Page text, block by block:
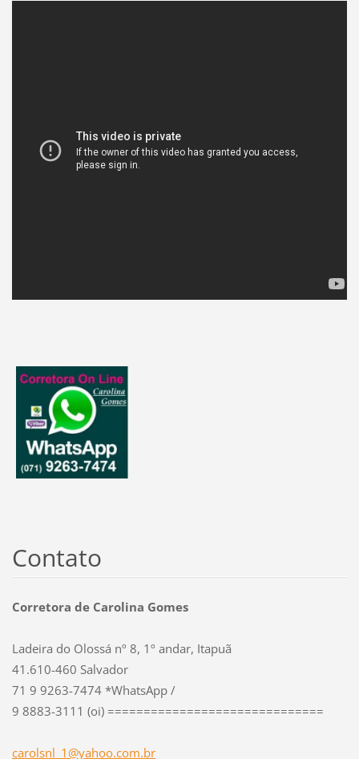
Contato
Corretora de Carolina Gomes
Ladeira do Olossá nº 8, 1º andar, Itapuã
41.610-460 Salvador
71 9 9263-7474 *WhatsApp /
9 8883-3111 (oi) ==============================
carolsnl _1@yahoo.com.br